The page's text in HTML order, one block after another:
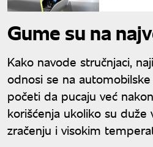
Gume su na
Kako navode stručnjaci,
odnosi se na
početi da pucaju već
korišćenja ukoliko su duže
zračenju i visokim